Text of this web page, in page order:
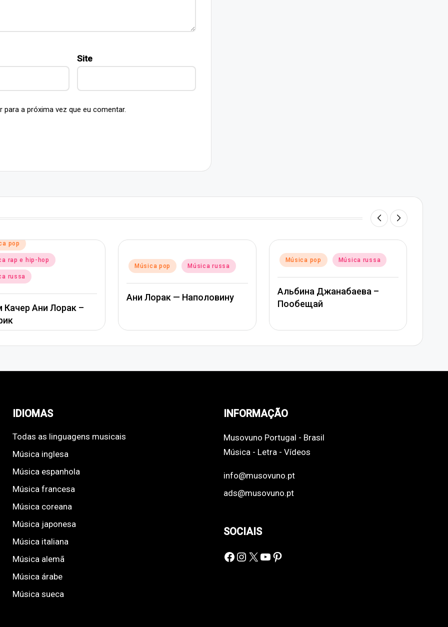
Site
a próxima vez que eu comentar.
Posted
in
Música pop Música russa
Ани Лорак — Наполовину
Posted
in
Música pop Música russa
Альбина Джанабаева –
Пообещай
Posted
in
Música pop
Митя Фомин и Альбина
Джанабаева – Спасибо,
IDIOMAS
Todas as linguagens musicais
Música inglesa
Música espanhola
Música francesa
Música coreana
Música japonesa
Música italiana
Música alemã
Música árabe
Música sueca
INFORMAÇÃO
Musovuno Portugal - Brasil
Música - Letra - Vídeos
info@musovuno.pt
ads@musovuno.pt
SOCIAIS
Facebook
Instagram
X YouTube
Pinterest